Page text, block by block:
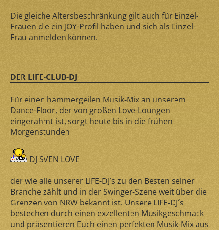
Die gleiche Altersbeschränkung gilt auch für Einzel-
Frauen die ein JOY-Profil haben und sich als Einzel-
Frau anmelden können.
DER LIFE-CLUB-DJ
Für einen hammergeilen Musik-Mix an unserem
Dance-Floor, der von großen Love-Loungen
eingerahmt ist, sorgt heute bis in die frühen
Morgenstunden
DJ SVEN LOVE
der wie alle unserer LIFE-DJ´s zu den Besten seiner
Branche zählt und in der Swinger-Szene weit über die
Grenzen von NRW bekannt ist. Unsere LIFE-DJ´s
bestechen durch einen exzellenten Musikgeschmack
und präsentieren Euch einen perfekten Musik-Mix aus